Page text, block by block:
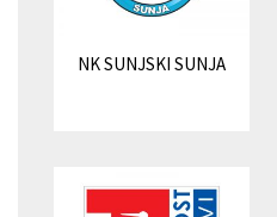
NK SUNJSKI SUNJA